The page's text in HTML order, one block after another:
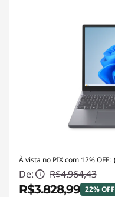
À vista no PIX com 12% OFF:
De: R$4.964,43
R$3.828,99 22% OFF